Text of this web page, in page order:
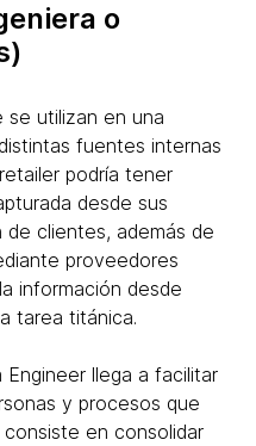
o
se utilizan en una
fuentes internas
podría tener
desde sus
clientes, además de
proveedores
información desde
tarea titánica.
llega a facilitar
y procesos que
en consolidar